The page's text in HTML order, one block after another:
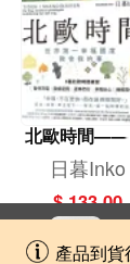
產品到
北歐時間
界第一幸福國
教會我的事
日暮Inko
$ 133.00